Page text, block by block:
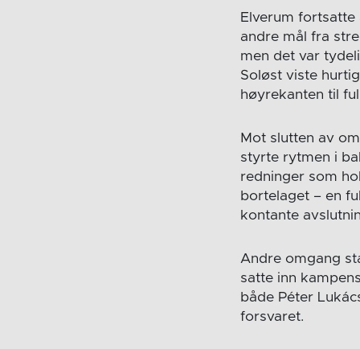
Elverum
andre mål fra
men det var
Soløst viste
høyrekanten til
Mot slutten av
styrte rytmen i
redninger som
bortelaget – en
kontante
Andre omgang
satte inn
både Péter
forsvaret.